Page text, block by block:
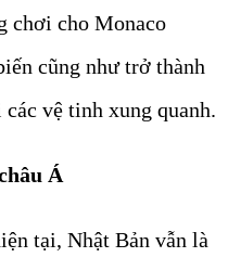
chơi cho Monaco
cũng như trở thành
vệ tinh xung quanh.
Á
tại, Nhật Bản vẫn là